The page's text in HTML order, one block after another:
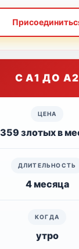
С A1 ДО A2
359 злотых в
4 месяца
утро